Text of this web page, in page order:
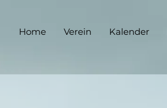
Home Verein Kalender